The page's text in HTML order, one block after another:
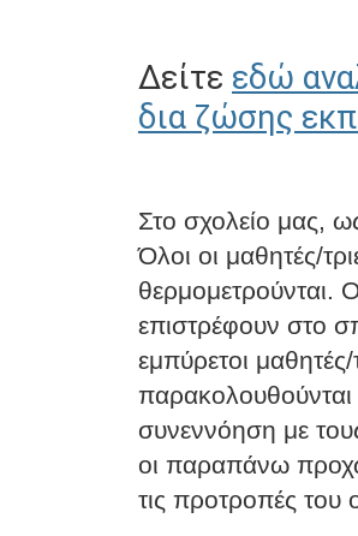
Δείτε εδώ
δια ζώσης
Στο σχολείο μας,
Όλοι οι μαθητές/
θερμομετρούνται.
επιστρέφουν στο
εμπύρετοι
παρακολουθούνται
συνεννόηση με
οι παραπάνω
τις προτροπές του